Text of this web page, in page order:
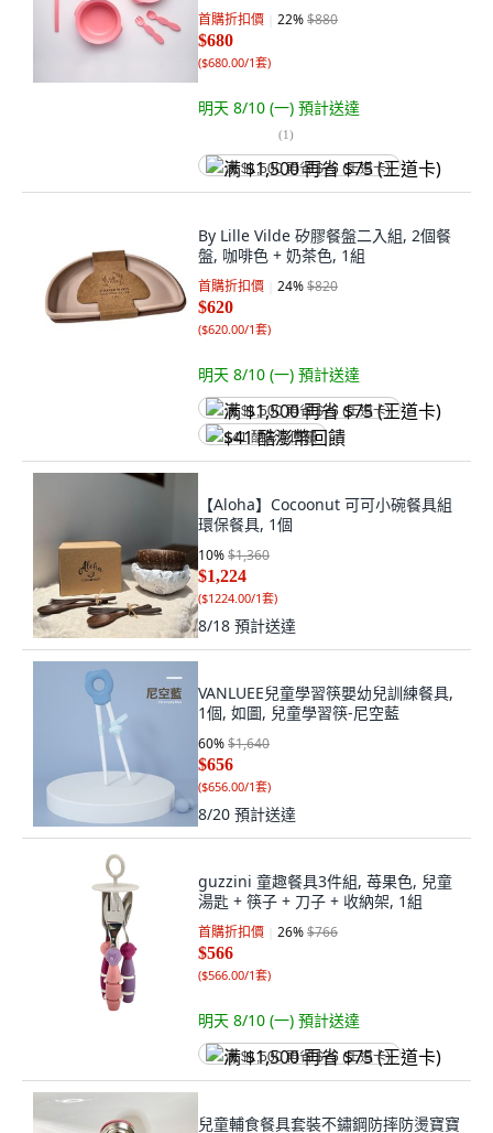
首購折扣價 22%$880
$680
($680.00/1套)
明天 8/10 (一) 預計送達
(1)
满 $1,500 再省 $75 (王道卡)
By Lille Vilde 矽膠餐盤二入組, 2個餐
盤, 咖啡色 + 奶茶色, 1組
首購折扣價 24%$820
$620
($620.00/1套)
明天 8/10 (一) 預計送達
满 $1,500 再省 $75 (王道卡)
$41 酷澎幣回饋
【Aloha】Cocoonut 可可小碗餐具組
環保餐具, 1個
10%$1,360
$1,224
($1224.00/1套)
8/18 預計送達
VANLUEE兒童學習筷嬰幼兒訓練餐具,
1個, 如圖, 兒童學習筷-尼空藍
60%$1,640
$656
($656.00/1套)
8/20 預計送達
guzzini 童趣餐具3件組, 苺果色, 兒童
湯匙 + 筷子 + 刀子 + 收納架, 1組
首購折扣價 26%$766
$566
($566.00/1套)
明天 8/10 (一) 預計送達
满 $1,500 再省 $75 (王道卡)
兒童輔食餐具套裝不鏽鋼防摔防燙寶寶